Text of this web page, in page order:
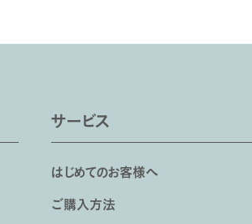
サービス
はじめてのお客様へ
ご購入方法